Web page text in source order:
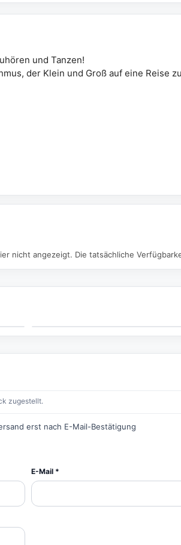
und Tanzen!
der Klein und Groß auf eine Reise
nicht angezeigt. Die tatsächliche
zugestellt.
erst nach E-Mail-Bestätigung
E-Mail *